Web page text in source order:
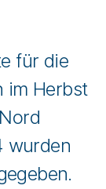
für die
im Herbst
wurden